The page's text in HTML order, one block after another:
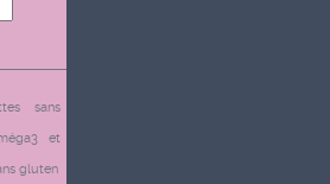
sans
et
gluten